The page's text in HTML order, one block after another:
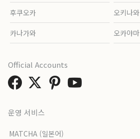
후쿠오카 오키나와
카나가와 오카야마
운영 서비스
MATCHA (일본어)
Official Accounts